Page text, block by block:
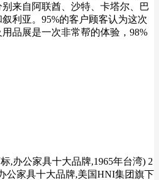
来自阿联酋、沙特、卡塔尔、巴
利亚。95%的客户顾客认为这次
品展是一次非常帮的体验，98%
,办公家具十大品牌,1965年台湾) 2
公家具十大品牌,美国HNI集团旗下